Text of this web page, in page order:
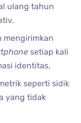
ulang tahun
mengirimkan
setiap kali
identitas.
seperti sidik
yang tidak